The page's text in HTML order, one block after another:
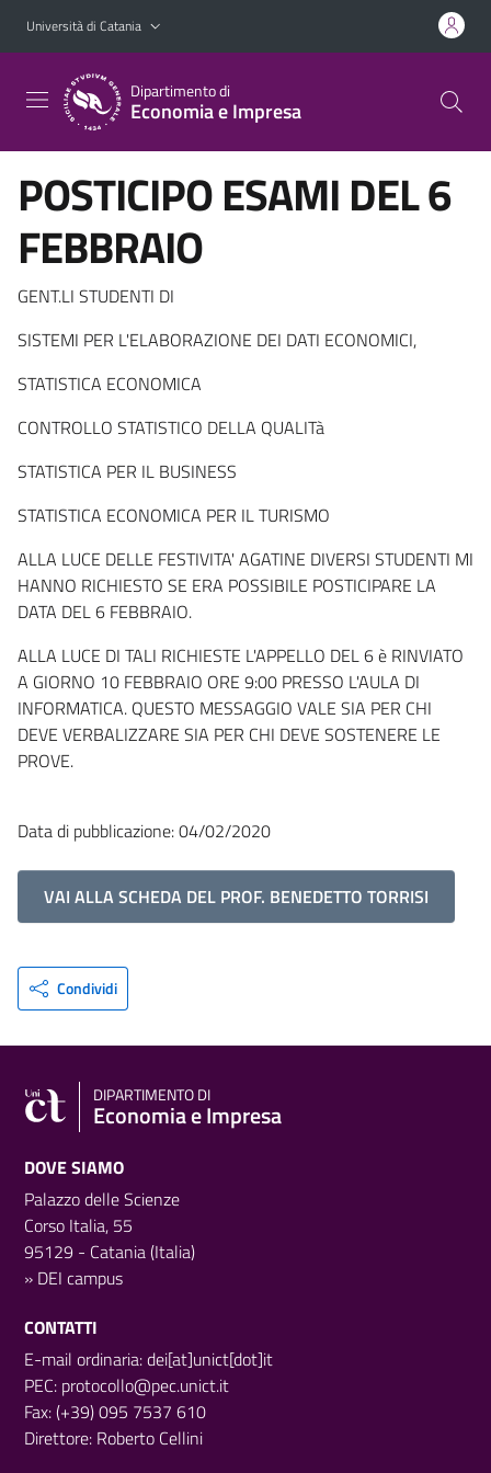
Vai al contenuto principale
Vai al menu di navigazione
Università di Catania
Dipartimento di
Economia e Impresa
POSTICIPO ESAMI DEL 6
FEBBRAIO
GENT.LI STUDENTI DI
SISTEMI PER L'ELABORAZIONE DEI DATI ECONOMICI,
STATISTICA ECONOMICA
CONTROLLO STATISTICO DELLA QUALITà
STATISTICA PER IL BUSINESS
STATISTICA ECONOMICA PER IL TURISMO
ALLA LUCE DELLE FESTIVITA' AGATINE DIVERSI STUDENTI MI
HANNO RICHIESTO SE ERA POSSIBILE POSTICIPARE LA
DATA DEL 6 FEBBRAIO.
ALLA LUCE DI TALI RICHIESTE L'APPELLO DEL 6 è RINVIATO
A GIORNO 10 FEBBRAIO ORE 9:00 PRESSO L'AULA DI
INFORMATICA. QUESTO MESSAGGIO VALE SIA PER CHI
DEVE VERBALIZZARE SIA PER CHI DEVE SOSTENERE LE
PROVE.
Data di pubblicazione: 04/02/2020
VAI ALLA SCHEDA DEL PROF. BENEDETTO TORRISI
Condividi
DIPARTIMENTO DI
Economia e Impresa
DOVE SIAMO
Palazzo delle Scienze
Corso Italia, 55
95129 - Catania (Italia)
» DEI campus
CONTATTI
E-mail ordinaria: dei[at]unict[dot]it
PEC: protocollo@pec.unict.it
Fax: (+39) 095 7537 610
Direttore: Roberto Cellini